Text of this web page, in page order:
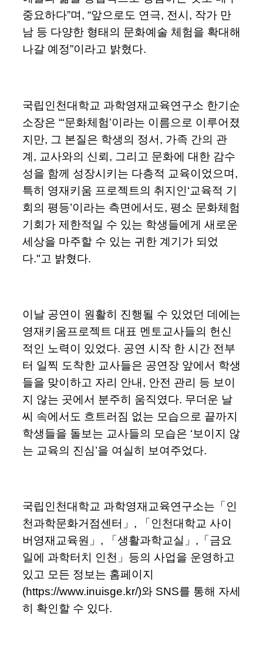
중요하다”며, “앞으로도 연극, 전시, 작가 만
남 등 다양한 형태의 문화예술 체험을 확대해
나갈 예정”이라고 밝혔다.
국립인천대학교 과학영재교육연구소 한기순
소장은 “‘문화체험’이라는 이름으로 이루어졌
지만, 그 본질은 학생의 정서, 가족 간의 관
계, 교사와의 신뢰, 그리고 문화에 대한 감수
성을 함께 성장시키는 다층적 교육이었으며,
특히 영재키움 프로젝트의 취지인‘교육적 기
회의 평등’이라는 측면에서도, 평소 문화체험
기회가 제한적일 수 있는 학생들에게 새로운
세상을 마주할 수 있는 귀한 계기가 되었
다."고 밝혔다.
이날 공연이 원활히 진행될 수 있었던 데에는
영재키움프로젝트 대표 멘토교사들의 헌신
적인 노력이 있었다. 공연 시작 한 시간 전부
터 일찍 도착한 교사들은 공연장 앞에서 학생
들을 맞이하고 자리 안내, 안전 관리 등 보이
지 않는 곳에서 분주히 움직였다. 무더운 날
씨 속에서도 흐트러짐 없는 모습으로 끝까지
학생들을 돌보는 교사들의 모습은 ‘보이지 않
는 교육의 진심’을 여실히 보여주었다.
국립인천대학교 과학영재교육연구소는「인
천과학문화거점센터」, 「인천대학교 사이
버영재교육원」, 「생활과학교실」,「금요
일에 과학터치 인천」등의 사업을 운영하고
있고 모든 정보는 홈페이지
(https://www.inuisge.kr/)와 SNS를 통해 자세
히 확인할 수 있다.